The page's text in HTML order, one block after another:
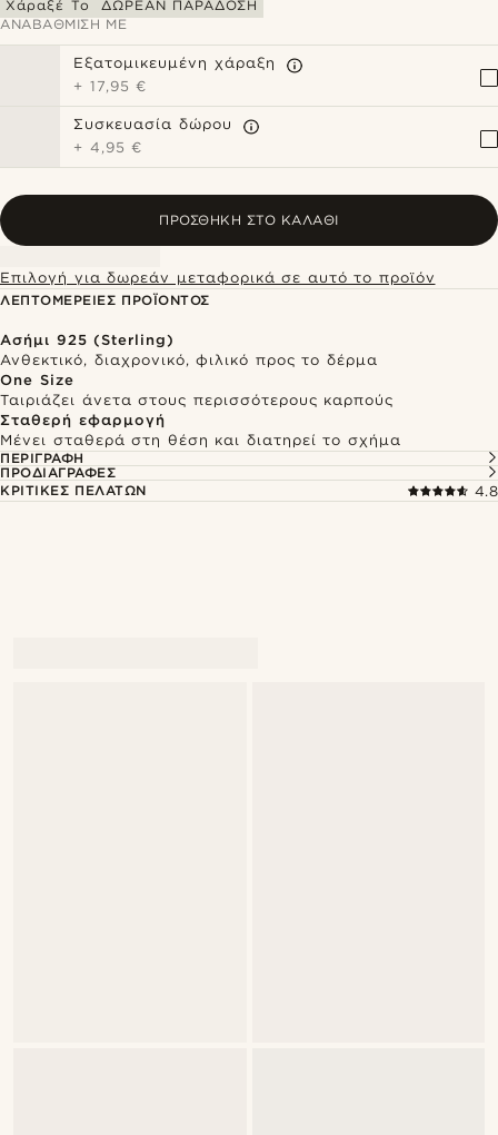
Χάραξέ Το
ΔΩΡΕΑΝ ΠΑΡΑΔΟΣΗ
ΑΝΑΒΆΘΜΙΣΗ ΜΕ
Εξατομικευμένη χάραξη
+ 17,95 €
Συσκευασία δώρου
+ 4,95 €
ΠΡΟΣΘΉΚΗ ΣΤΟ ΚΑΛΆΘΙ
Επιλογή για δωρεάν μεταφορικά σε αυτό το προϊόν
ΛΕΠΤΟΜΈΡΕΙΕΣ ΠΡΟΪΌΝΤΟΣ
Ασήμι 925 (Sterling)
Ανθεκτικό, διαχρονικό, φιλικό προς το δέρμα
One Size
Ταιριάζει άνετα στους περισσότερους καρπούς
Σταθερή εφαρμογή
Μένει σταθερά στη θέση και διατηρεί το σχήμα
ΠΕΡΙΓΡΑΦΉ
ΠΡΟΔΙΑΓΡΑΦΈΣ
ΚΡΙΤΙΚΈΣ ΠΕΛΑΤΏΝ
4.8